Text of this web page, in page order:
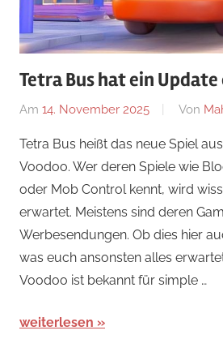
Tetra Bus hat ein
Am 14. November 2025 Von
Tetra Bus heißt das neue Spiel
Voodoo. Wer deren Spiele wie
oder Mob Control kennt, wird
erwartet. Meistens sind deren
Werbesendungen. Ob dies hier
was euch ansonsten alles
Voodoo ist bekannt für simple …
weiterlesen